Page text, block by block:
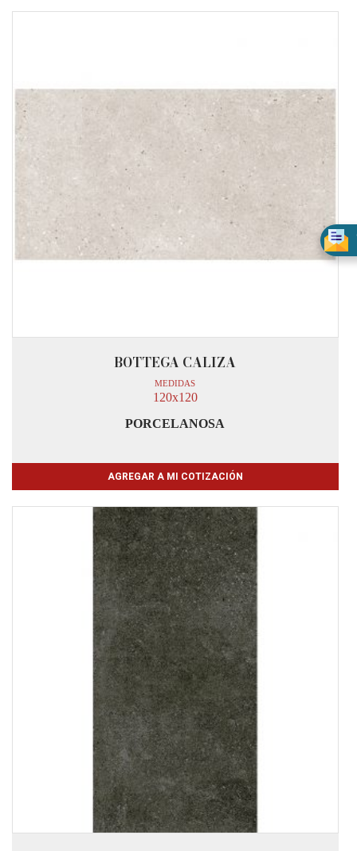
BOTTEGA CALIZA
MEDIDAS
120x120
PORCELANOSA
AGREGAR A MI COTIZACIÓN